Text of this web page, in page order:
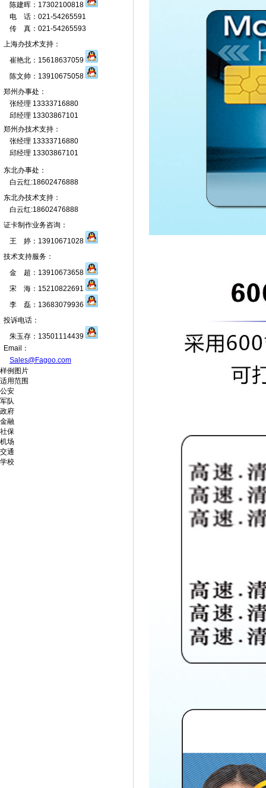
陈建晖：17302100818
电 话：021-54265591
传 真：021-54265593
上海办技术支持：
崔艳北：15618637059
陈文帅：13910675058
郑州办事处：
张经理 13333716880
邱经理 13303867101
郑州办技术支持：
张经理 13333716880
邱经理 13303867101
东北办事处：
白云红:18602476888
东北办技术支持：
白云红:18602476888
证卡制作业务咨询：
王 婷：13910671028
技术支持服务：
金 超：13910673658
宋 海：15210822691
李 磊：13683079936
投诉电话：
朱玉存：13501114439
Email：
Sales@Fagoo.com
样例图片
适用范围
公安
军队
政府
金融
社保
机场
交通
学校